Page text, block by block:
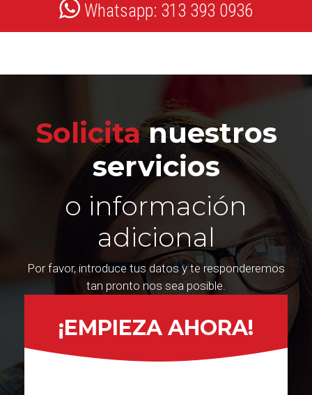
Whatsapp: 313 393 0936
Solicitanuestros
servicios
o información
adicional
Por favor, introduce tus datos y te responderemos
tan pronto nos sea posible.
¡EMPIEZA AHORA!